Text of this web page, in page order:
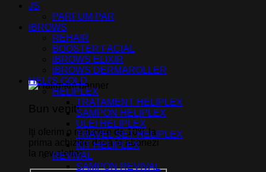
Bun venit!
Iţi oferim o reducere de 10% la
prima achizitie dacă te abonezi
la newsletter.
JS
PARFUM PAR
iBROWS
REHAIR
BOOSTER FACIAL
iBROWS ELIXIR
iBROWS DERMAROLLER
HELI'S GOLD
HELIPLEX
TRATAMENT HELIPLEX
SAMPON HELIPLEX
ULEI HELIPLEX
TRAVEL SET HELIPLEX
KIT HELIPLEX
REVIVAL
SAMPON REVIVAL